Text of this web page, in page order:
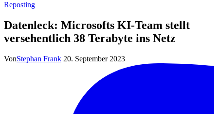
Reposting
Datenleck: Microsofts KI-Team stellt
versehentlich 38 Terabyte ins Netz
VonStephan Frank 20. September 2023